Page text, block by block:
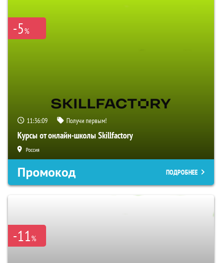
-5%
11:36:08 Получи первым!
Курсы от онлайн-школы Skillfactory
Россия
Промокод ПОДРОБНЕЕ
-11%